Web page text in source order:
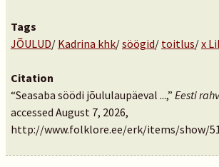
Tags
JÕULUD/ Kadrina khk/söögid/ toitlus/x
Citation
“Seasaba söödi jõululaupäeval ...,” Eesti
accessed August 7, 2026,
http://www.folklore.ee/erk/items/show/